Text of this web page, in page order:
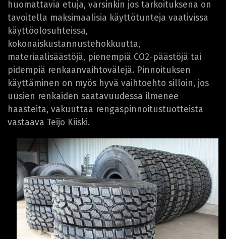
huomattavia etuja, varsinkin jos tarkoituksena on
tavoitella maksimaalisia käyttötunteja vaativissa
käyttöolosuhteissa,
kokonaiskustannustehokkuutta,
materiaalisäästöjä, pienempiä CO2-päästöjä tai
pidempiä renkaanvaihtovälejä. Pinnoituksen
käyttäminen on myös hyvä vaihtoehto silloin, jos
uusien renkaiden saatavuudessa ilmenee
haasteita, vakuuttaa rengaspinnoitustuotteista
vastaava Teijo Kiiski.